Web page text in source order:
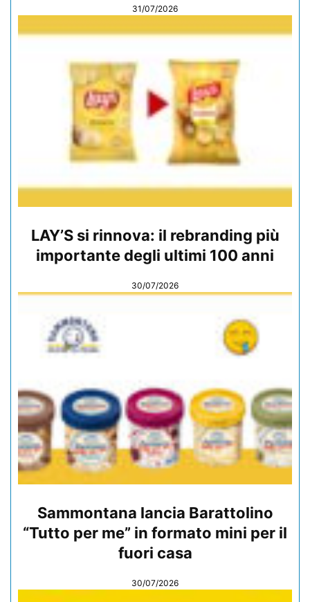
31/07/2026
LAY’S si rinnova: il rebranding più
importante degli ultimi 100 anni
30/07/2026
Sammontana lancia Barattolino
“Tutto per me” in formato mini per il
fuori casa
30/07/2026